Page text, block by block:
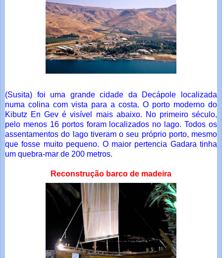
(Susita) foi uma grande cidade da Decápole localizada
numa colina com vista para a costa. O porto moderno do
Kibutz En Gev é visível mais abaixo. No primeiro século,
pelo menos 16 portos foram localizados no lago. Todos os
assentamentos do lago tiveram o seu próprio porto, mesmo
que fosse muito pequeno. O maior pertencia Gadara tinha
um quebra-mar de 200 metros.
Reconstrução barco de madeira